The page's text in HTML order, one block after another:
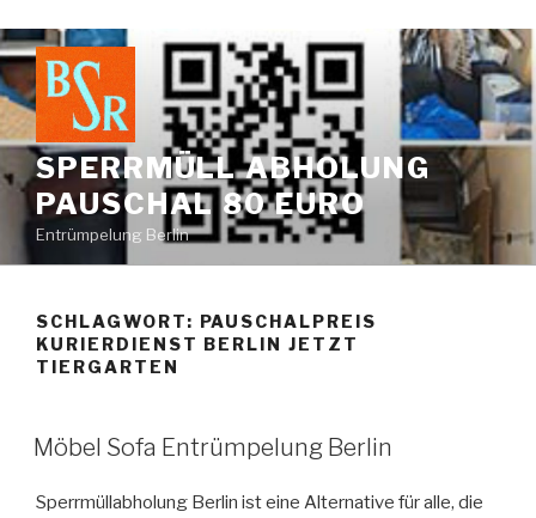
Zum
Inhalt
springen
SPERRMÜLL ABHOLUNG
PAUSCHAL 80 EURO
Entrümpelung Berlin
SCHLAGWORT: PAUSCHALPREIS
KURIERDIENST BERLIN JETZT
TIERGARTEN
VERÖFFENTLICHT
AM
Möbel Sofa Entrümpelung Berlin
Sperrmüllabholung Berlin ist eine Alternative für alle, die